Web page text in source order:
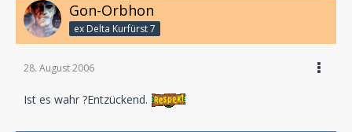
Gon-Orbhon
ex Delta Kurfürst 7
28. August 2006
Ist es wahr ?Entzückend.